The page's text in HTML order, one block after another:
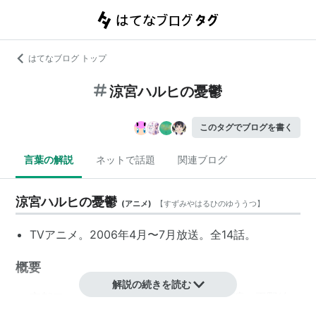
はてなブログ トップ
涼宮ハルヒの憂鬱
このタグでブログを書く
言葉の解説 ネットで話題 関連ブログ
涼宮ハルヒの憂鬱 (アニメ) 【すずみやはるひのゆううつ】
TVアニメ。2006年4月〜7月放送。全14話。
概要
京都アニメーションの名を一躍高め、主演の平野綾
解説の続きを読む